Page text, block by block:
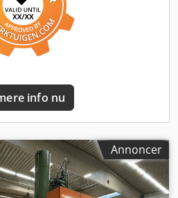
info nu
Annoncer